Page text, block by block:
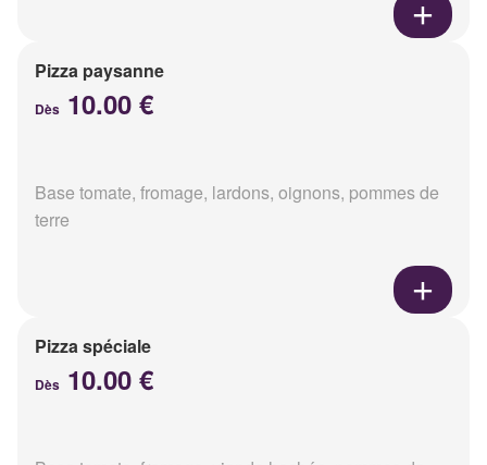
Pizza paysanne
Dès 10.00 €
Base tomate, fromage, lardons, oignons, pommes de
terre
Pizza spéciale
Dès 10.00 €